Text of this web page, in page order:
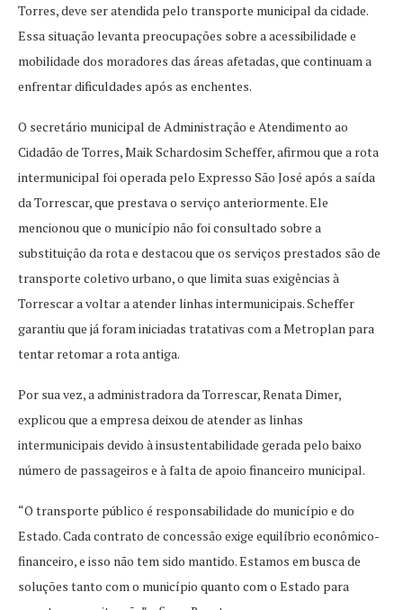
Torres, deve ser atendida pelo transporte municipal da cidade.
Essa situação levanta preocupações sobre a acessibilidade e
mobilidade dos moradores das áreas afetadas, que continuam a
enfrentar dificuldades após as enchentes.
O secretário municipal de Administração e Atendimento ao
Cidadão de Torres, Maik Schardosim Scheffer, afirmou que a rota
intermunicipal foi operada pelo Expresso São José após a saída
da Torrescar, que prestava o serviço anteriormente. Ele
mencionou que o município não foi consultado sobre a
substituição da rota e destacou que os serviços prestados são de
transporte coletivo urbano, o que limita suas exigências à
Torrescar a voltar a atender linhas intermunicipais. Scheffer
garantiu que já foram iniciadas tratativas com a Metroplan para
tentar retomar a rota antiga.
Por sua vez, a administradora da Torrescar, Renata Dimer,
explicou que a empresa deixou de atender as linhas
intermunicipais devido à insustentabilidade gerada pelo baixo
número de passageiros e à falta de apoio financeiro municipal.
“O transporte público é responsabilidade do município e do
Estado. Cada contrato de concessão exige equilíbrio econômico-
financeiro, e isso não tem sido mantido. Estamos em busca de
soluções tanto com o município quanto com o Estado para